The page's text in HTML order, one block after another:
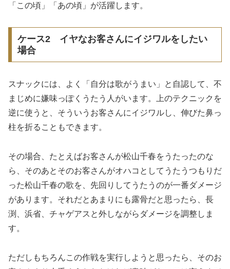
「この頃」「あの頃」が活躍します。
ケース2 イヤなお客さんにイジワルをしたい
場合
スナックには、よく「自分は歌がうまい」と自認して、不
まじめに嫌味っぽくうたう人がいます。上のテクニックを
逆に使うと、そういうお客さんにイジワルし、伸びた鼻っ
柱を折ることもできます。
その場合、たとえばお客さんが松山千春をうたったのな
ら、そのあとそのお客さんがオハコとしてうたうつもりだ
った松山千春の歌を、先回りしてうたうのが一番ダメージ
があります。それだとあまりにも露骨だと思ったら、長
渕、浜省、チャゲアスと外しながらダメージを調整しま
す。
ただしもちろんこの作戦を実行しようと思ったら、そのお